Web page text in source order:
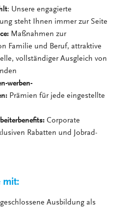
: Unsere engagierte
steht Ihnen immer zur Seite
Maßnahmen zur
Familie und Beruf, attraktive
vollständiger Ausgleich von
werben-
Prämien für jede eingestellte
Corporate
Rabatten und Jobrad-
mit:
Ausbildung als